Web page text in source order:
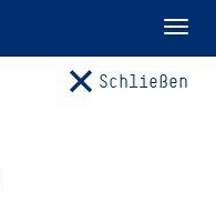
Schließen